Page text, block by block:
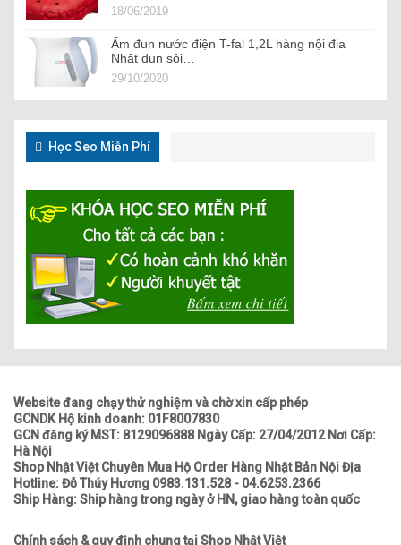
18/06/2019
Ấm đun nước điện T-fal 1,2L hàng nội địa
Nhật đun sôi…
29/10/2020
Học Seo Miễn Phí
Website đang chạy thử nghiệm và chờ xin cấp phép
GCNDK Hộ kinh doanh: 01F8007830
GCN đăng ký MST: 8129096888 Ngày Cấp: 27/04/2012 Nơi Cấp:
Hà Nội
Shop Nhật Việt Chuyên Mua Hộ Order Hàng Nhật Bản Nội Địa
Hotline: Đỗ Thúy Hương 0983.131.528 - 04.6253.2366
Ship Hàng: Ship hàng trong ngày ở HN, giao hàng toàn quốc
Chính sách & quy định chung tại Shop Nhật Việt